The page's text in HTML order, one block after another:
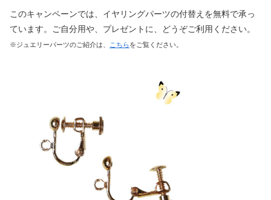
このキャンペーンでは、イヤリングパーツの付替えを無料で承っ
ています。ご自分用や、プレゼントに、どうぞご利用ください。
※ジュエリーパーツのご紹介は、 こちらをご覧ください。